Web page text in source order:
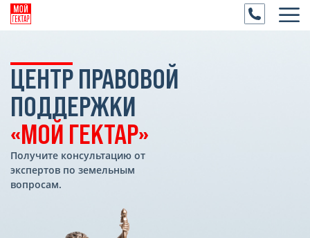
ЦЕНТР ПРАВОВОЙ
ПОДДЕРЖКИ
«МОЙ ГЕКТАР»
Получите консультацию от
экспертов по земельным
вопросам.